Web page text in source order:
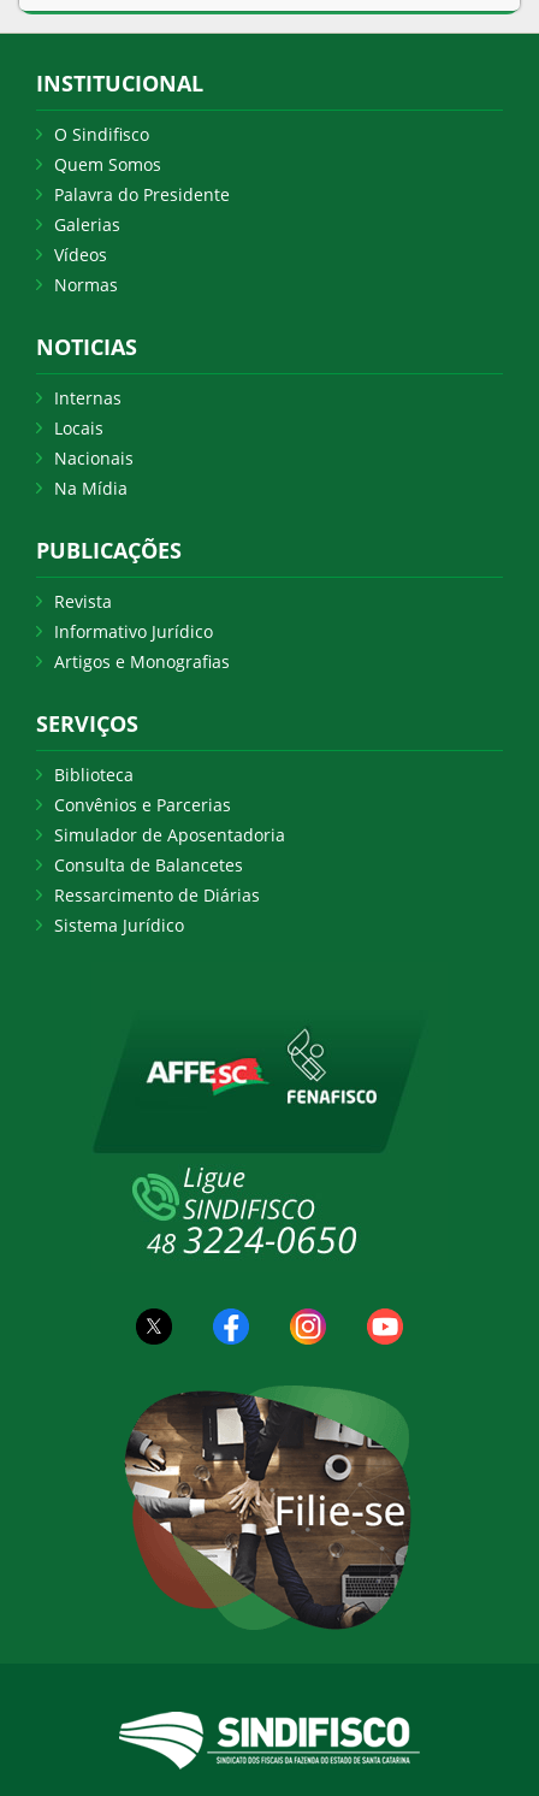
INSTITUCIONAL
O Sindifisco
Quem Somos
Palavra do Presidente
Galerias
Vídeos
Normas
NOTICIAS
Internas
Locais
Nacionais
Na Mídia
PUBLICAÇÕES
Revista
Informativo Jurídico
Artigos e Monografias
SERVIÇOS
Biblioteca
Convênios e Parcerias
Simulador de Aposentadoria
Consulta de Balancetes
Ressarcimento de Diárias
Sistema Jurídico